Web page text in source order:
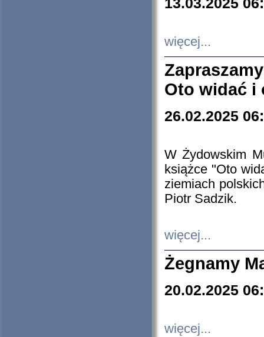
więcej...
Oto widać i
26.02.2025
W Żydowskim
książce "Oto
ziemiach
Piotr Sadzik.
więcej...
Żegnamy
20.02.2025
więcej...